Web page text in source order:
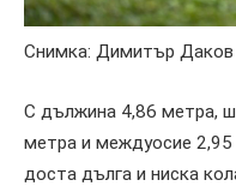
Снимка: Димитър Даков
С дължина 4,86 метра,
метра и междуосие 2,95
доста дълга и ниска